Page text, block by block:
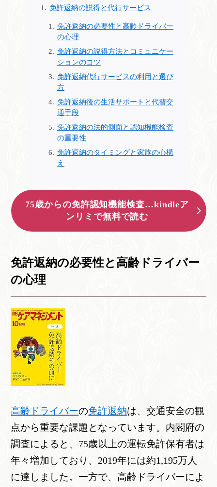
免許返納の説得と代行サービス
免許返納の必要性と高齢ドライバー
の心理
免許返納の説得方法とコミュニケー
ションのコツ
免許返納代行サービスの利用と選び
方
免許返納後の生活サポートと代替交
通手段
免許返納の法的側面と認知機能検査
の重要性
免許返納のタイミングと家族の心構
え
75歳からの免許認知機能検査…kindleア
ンリミで無料で読む
免許返納の必要性と高齢ドライバー
の心理
高齢ドライバーの免許返納は、交通安全の観
点から重要な課題となっています。内閣府の
調査によると、75歳以上の運転免許保有者は
年々増加しており、2019年には約1,195万人
に達しました。一方で、高齢ドライバーによ